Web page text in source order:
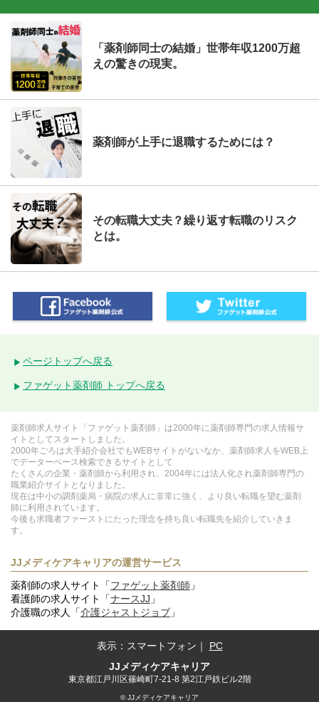
「薬剤師同士の結婚」世帯年収1200万超
えの驚きの現実。
薬剤師が上手に退職するためには？
その転職大丈夫？繰り返す転職のリスク
とは。
ページトップへ戻る
ファゲット薬剤師 トップへ戻る
薬剤師求人サイト「ファゲット薬剤師」は2000年に薬剤師専門の求人情報サ
イトとしてスタートしました。
2000年ごろは大手紹介会社でもWEBサイトがないなか、薬剤師求人をWEB上
でデーターベース検索できるサイトとして
たくさんの企業・薬剤師から利用され、2004年には法人化され薬剤師専門の
職業紹介サイトとなりました。
現在は中小の調剤薬局・病院の求人に非常に強く、より良い転職を望む薬剤
師に利用されています。
今後も求職者ファーストにたった理念を持ち良い転職先を紹介していきま
す。
JJメディケアキャリアの運営サービス
薬剤師の求人サイト「ファゲット薬剤師 」
看護師の求人サイト「ナースJJ 」
介護職の求人「介護ジャストジョブ 」
表示： スマートフォン ｜ PC
JJメディケアキャリア
東京都江戸川区篠崎町7-21-8 第2江戸鉄ビル2階
© JJメディケアキャリア